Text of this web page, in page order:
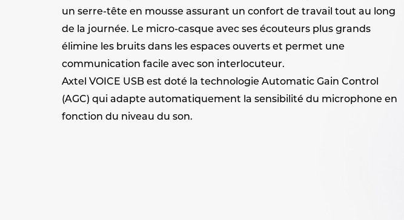
un serre-tête en mousse assurant un confort de travail tout au long
de la journée. Le micro-casque avec ses écouteurs plus grands
élimine les bruits dans les espaces ouverts et permet une
communication facile avec son interlocuteur.
Axtel VOICE USB est doté la technologie Automatic Gain Control
(AGC) qui adapte automatiquement la sensibilité du microphone en
fonction du niveau du son.